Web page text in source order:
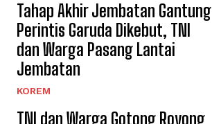
Tahap Akhir Jembatan Gantung
Perintis Garuda Dikebut, TNI
dan Warga Pasang Lantai
Jembatan
KOREM
TNI dan Warga Gotong Royong